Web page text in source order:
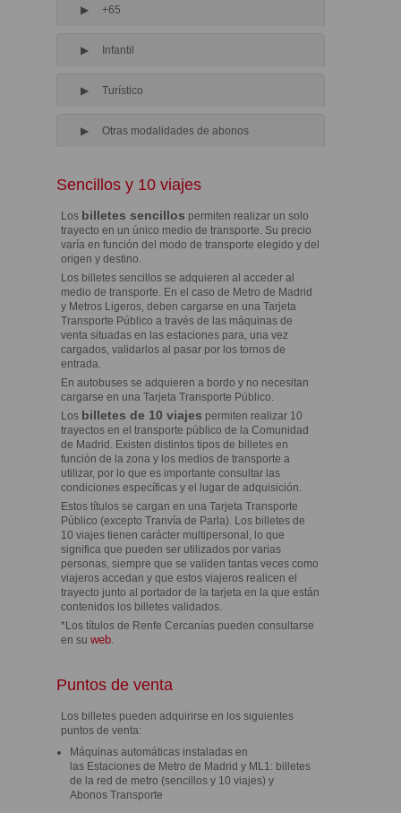
+65
Infantil
Turístico
Otras modalidades de abonos
Sencillos y 10 viajes
Los billetes sencillos permiten realizar un solo
trayecto en un único medio de transporte. Su precio
varía en función del modo de transporte elegido y del
origen y destino.
Los billetes sencillos se adquieren al acceder al
medio de transporte. En el caso de Metro de Madrid
y Metros Ligeros, deben cargarse en una Tarjeta
Transporte Público a través de las máquinas de
venta situadas en las estaciones para, una vez
cargados, validarlos al pasar por los tornos de
entrada.
En autobuses se adquieren a bordo y no necesitan
cargarse en una Tarjeta Transporte Público.
Los billetes de 10 viajes permiten realizar 10
trayectos en el transporte público de la Comunidad
de Madrid. Existen distintos tipos de billetes en
función de la zona y los medios de transporte a
utilizar, por lo que es importante consultar las
condiciones específicas y el lugar de adquisición.
Estos títulos se cargan en una Tarjeta Transporte
Público (excepto Tranvía de Parla). Los billetes de
10 viajes tienen carácter multipersonal, lo que
significa que pueden ser utilizados por varias
personas, siempre que se validen tantas veces como
viajeros accedan y que estos viajeros realicen el
trayecto junto al portador de la tarjeta en la que están
contenidos los billetes validados.
*Los títulos de Renfe Cercanías pueden consultarse
en suweb.
Puntos de venta
Los billetes pueden adquirirse en los siguientes
puntos de venta:
Máquinas automáticas instaladas en
las Estaciones de Metro de Madrid y ML1: billetes
de la red de metro (sencillos y 10 viajes) y
Abonos Transporte